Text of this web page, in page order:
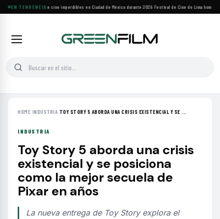
EN TENDENCIA
Cuatro festivales de cine imperdibles en Ciudad de México durante 2026·Festival de Cine de Lima
HOME›INDUSTRIA› TOY STORY 5 ABORDA UNA CRISIS EXISTENCIAL Y SE ...
INDUSTRIA
Toy Story 5 aborda una crisis
existencial y se posiciona
como la mejor secuela de
Pixar en años
La nueva entrega de Toy Story explora el